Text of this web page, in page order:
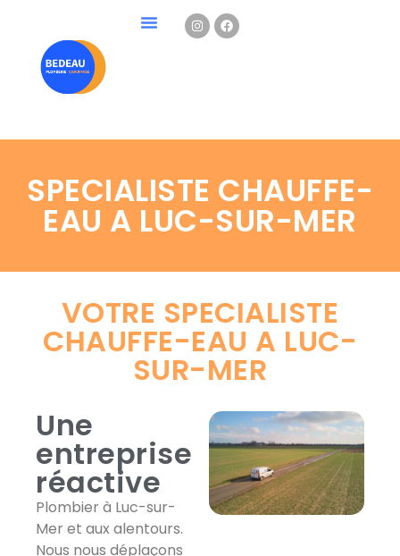
SPECIALISTE CHAUFFE-
EAU A LUC-SUR-MER
VOTRE SPECIALISTE
CHAUFFE-EAU A LUC-
SUR-MER
Une
entreprise
réactive
Plombier à Luc-sur-
Mer et aux alentours.
Nous nous déplaçons